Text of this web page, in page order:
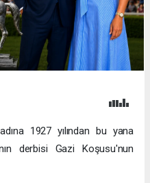
1927 yılından bu yana
derbisi Gazi Koşusu'nun